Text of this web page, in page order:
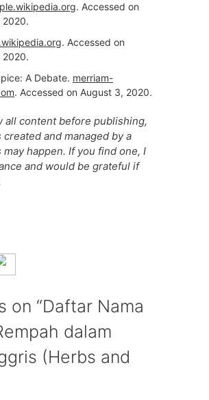
. Accessed on
2020.
. Accessed on
2020.
A Debate. merriam-
. Accessed on August 3, 2020.
all content before publishing,
and managed by a
may happen. If you find one, I
and would be grateful if
on “Daftar Nama
dalam
(Herbs and